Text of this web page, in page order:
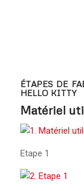
ÉTAPES DE
HELLO KITTY
Matériel
Etape 1